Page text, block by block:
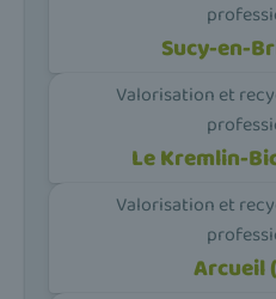
Sucy-en-
Valorisation et
Le Kremlin-
Valorisation et
Arcueil